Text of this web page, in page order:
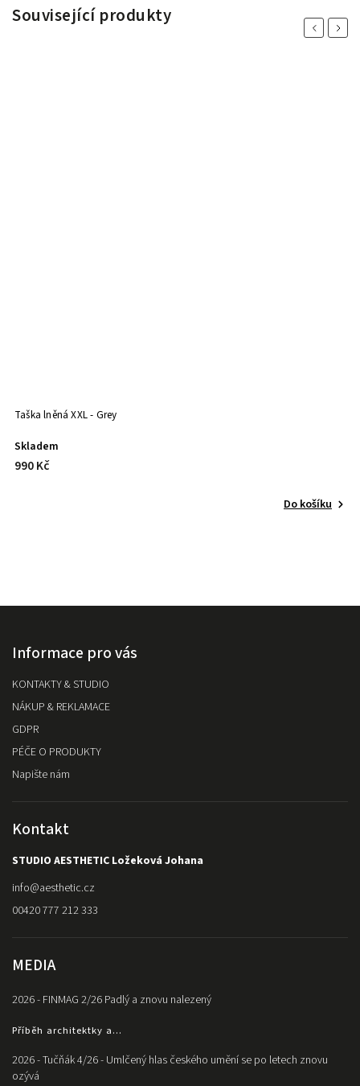
Související produkty
Previous
Taška lněná XXL - Grey
Skladem
990 Kč
Do košíku
Next
Informace pro vás
KONTAKTY & STUDIO
NÁKUP & REKLAMACE
GDPR
PÉČE O PRODUKTY
Napište nám
Kontakt
STUDIO AESTHETIC Ložeková Johana
info@aesthetic.cz
00420 777 212 333
MEDIA
2026 - FINMAG 2/26 Padlý a znovu nalezený
Příběh architektky a...
2026 - Tučňák 4/26 - Umlčený hlas českého umění se po letech znovu
ozývá